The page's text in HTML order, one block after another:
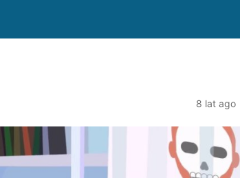
8 lat ago